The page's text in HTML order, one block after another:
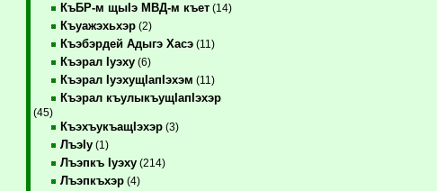
КъБР-м щыIэ МВД-м къет(14)
Къуажэхьхэр(2)
Къэбэрдей Адыгэ Хасэ(11)
Къэрал Iуэху(6)
Къэрал IуэхущIапIэхэм (11)
Къэрал къулыкъущIапIэхэр
(45)
КъэхъукъащIэхэр(3)
ЛъэIу(1)
Лъэпкъ Iуэху(214)
Лъэпкъхэр(4)